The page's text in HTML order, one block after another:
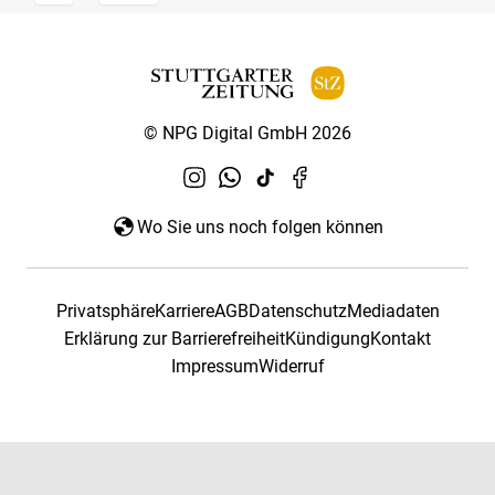
© NPG Digital GmbH 2026
Wo Sie uns noch folgen können
PrivatsphäreKarriereAGBDatenschutzMediadaten
Erklärung zur BarrierefreiheitKündigungKontakt
ImpressumWiderruf